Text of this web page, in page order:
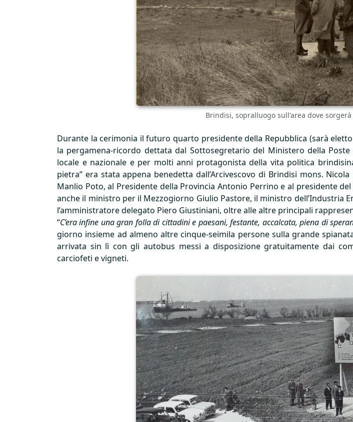
Brindisi, sopralluogo sull'area dove
Durante la cerimonia il futuro quarto presidente della Repubblica (sarà
la pergamena-ricordo dettata dal Sottosegretario del Ministero della
locale e nazionale e per molti anni protagonista della vita politica
pietra” era stata appena benedetta dall’Arcivescovo di Brindisi mons.
Manlio Poto, al Presidente della Provincia Antonio Perrino e al presidente
anche il ministro per il Mezzogiorno Giulio Pastore, il ministro dell’Industria
l’amministratore delegato Piero Giustiniani, oltre alle altre principali
“C’era infine una gran folla di cittadini e paesani, festante, accalcata, piena di
giorno insieme ad almeno altre cinque-seimila persone sulla grande
arrivata sin lì con gli autobus messi a disposizione gratuitamente dai
carciofeti e vigneti.